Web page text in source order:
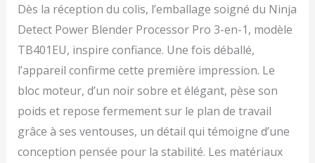
déplacements dans le
gobelet individuel.
Pétrissez de la pâte dans
le bol à mélanger ou des
cocktails dans le grand
récipient CADRAN DE
facile à lire vous permet
de contrôler entièrement
le mixage, le hachage,
Dès la réception du colis, l’emballage soigné du Ninja
Detect Power Blender Processor Pro 3-en-1, modèle
TB401EU, inspire confiance. Une fois déballé,
l’appareil confirme cette première impression. Le
bloc moteur, d’un noir sobre et élégant, pèse son
poids et repose fermement sur le plan de travail
grâce à ses ventouses, un détail qui témoigne d’une
conception pensée pour la stabilité. Les matériaux